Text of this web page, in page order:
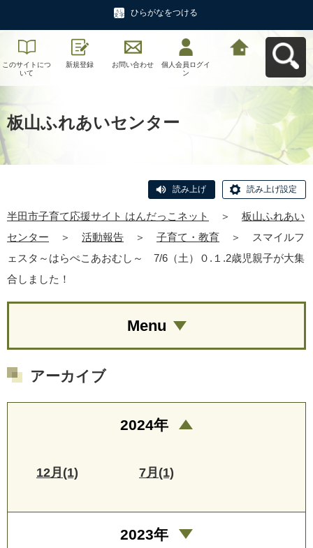
ひらがなをつける
このサイトにつ
いて
新規登録 お問い合わせ
個人会員ログイ
ン
板山ふれあいセンター
読み上げ 読み上げ設定
半田市子育て応援サイト はんだっこネット ＞
板山ふれあい
センター
＞ 活動報告 ＞ 子育て・教育 ＞
スマイルフ
ェスタ～はらぺこあおむし～ 7/6（土）０.１.2歳児親子が大集
合しました！
Menu
アーカイブ
2024年
12月(1) 7月(1)
2023年